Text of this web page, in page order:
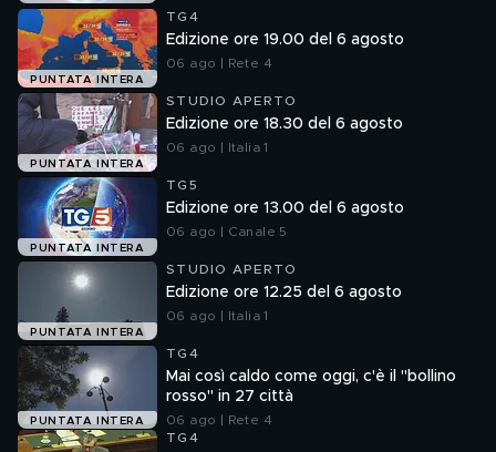
PUNTATA INTERA
TG4
Edizione ore 19.00 del 6 agosto
06 ago | Rete 4
PUNTATA INTERA
STUDIO APERTO
Edizione ore 18.30 del 6 agosto
06 ago | Italia 1
PUNTATA INTERA
TG5
Edizione ore 13.00 del 6 agosto
06 ago | Canale 5
PUNTATA INTERA
STUDIO APERTO
Edizione ore 12.25 del 6 agosto
06 ago | Italia 1
PUNTATA INTERA
TG4
Mai così caldo come oggi, c'è il "bollino
rosso" in 27 città
06 ago | Rete 4
TG4